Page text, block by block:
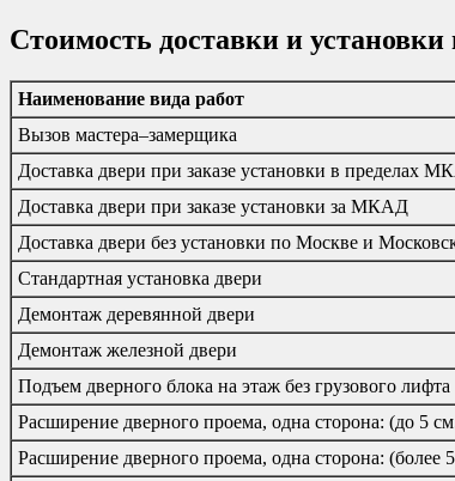
Стоимость доставки и установки
Наименование вида работ
Вызов мастера–замерщика
Доставка двери при заказе установки в пределах
Доставка двери при заказе установки за МКАД
Доставка двери без установки по Москве и
Стандартная установка двери
Демонтаж деревянной двери
Демонтаж железной двери
Подъем дверного блока на этаж без грузового лифта
Расширение дверного проема, одна сторона: (до 5
Расширение дверного проема, одна сторона: (более